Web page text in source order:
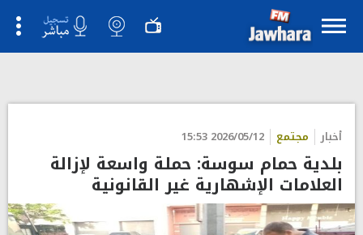
أخبار مجتمع 2026/05/12 15:53
بلدية حمام سوسة: حملة واسعة لإزالة
العلامات الإشهارية غير القانونية